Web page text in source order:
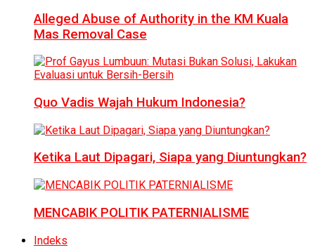
Alleged Abuse of Authority in the KM Kuala
Mas Removal Case
Quo Vadis Wajah Hukum Indonesia?
Ketika Laut Dipagari, Siapa yang Diuntungkan?
MENCABIK POLITIK PATERNIALISME
Indeks